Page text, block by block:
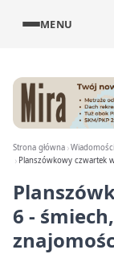
MENU
Strona główna Wiadomości
Planszówkowy czwartek
6 -